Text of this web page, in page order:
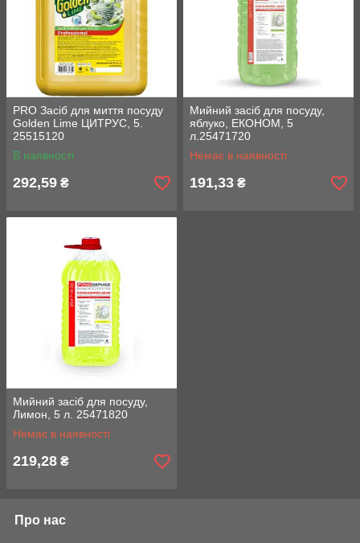
PRO Засіб для миття посуду
Golden Lime ЦИТРУС, 5.
25515120
В наявності
292,59 ₴
Мийний засіб для посуду,
яблуко, ЕКОНОМ, 5
л.25471720
Немає в наявності
191,33 ₴
Мийний засіб для посуду,
Лимон, 5 л. 25471820
Немає в наявності
219,28 ₴
Про нас